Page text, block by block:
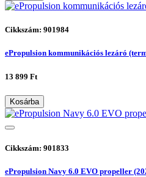
Cikkszám: 901984
ePropulsion kommunikációs lezáró
13 899 Ft
Kosárba
Cikkszám: 901833
ePropulsion Navy 6.0 EVO propeller